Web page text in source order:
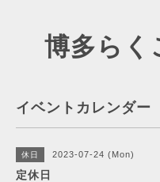
博多らく
イベントカレンダー
休日 2023-07-24 (Mon)
定休日